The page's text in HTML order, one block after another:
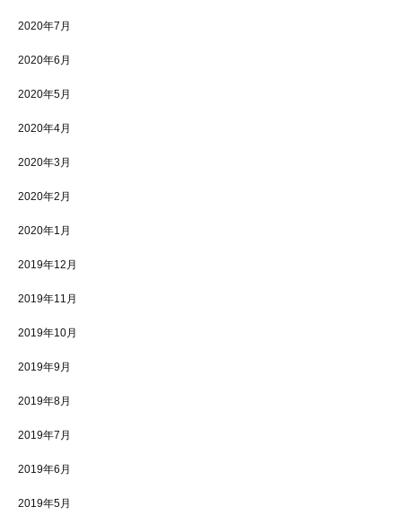
2020年7月
2020年6月
2020年5月
2020年4月
2020年3月
2020年2月
2020年1月
2019年12月
2019年11月
2019年10月
2019年9月
2019年8月
2019年7月
2019年6月
2019年5月